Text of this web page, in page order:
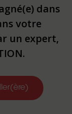
dans
votre
un expert,